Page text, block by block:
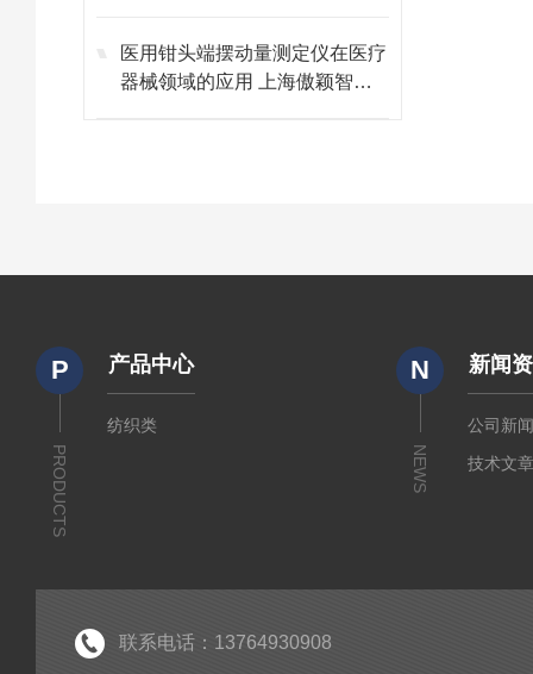
医用钳头端摆动量测定仪在医疗
器械领域的应用 上海傲颖智能
P
PRODUCTS
产品中心
纺织类
N
NEWS
新闻
公司新
技术文
联系电话：13764930908